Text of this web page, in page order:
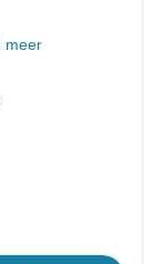
meer